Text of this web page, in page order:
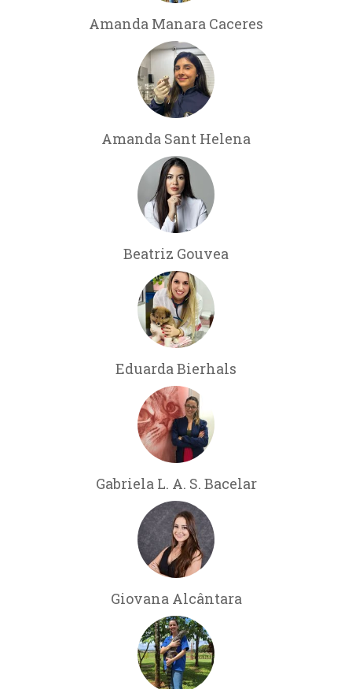
Amanda Manara Caceres
Amanda Sant Helena
Beatriz Gouvea
Eduarda Bierhals
Gabriela L. A. S. Bacelar
Giovana Alcântara